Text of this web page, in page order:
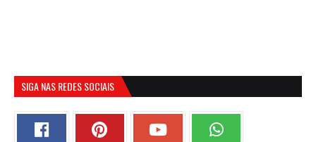
SIGA NAS REDES SOCIAIS